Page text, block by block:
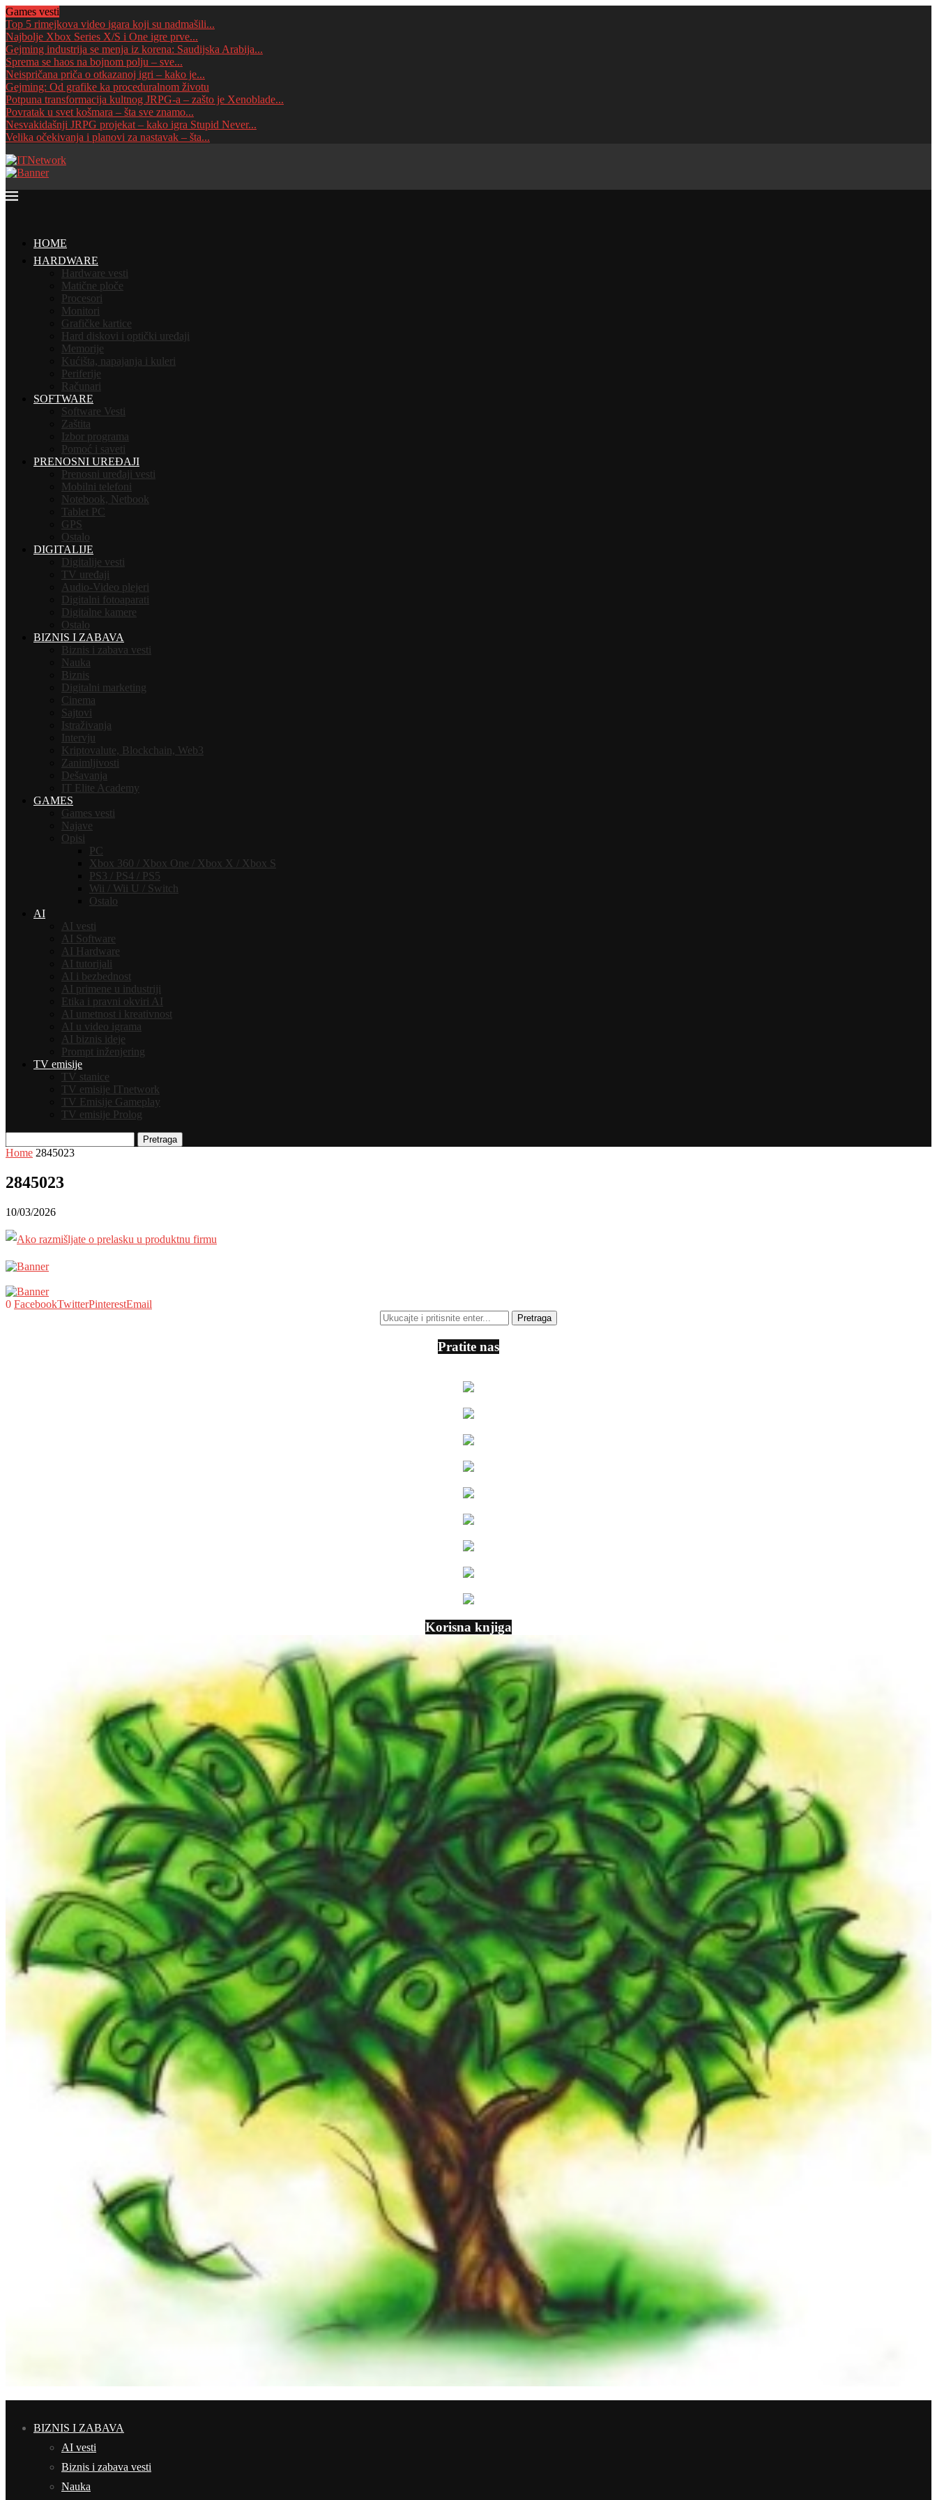
Games vesti
Top 5 rimejkova video igara koji su nadmašili...
Najbolje Xbox Series X/S i One igre prve...
Gejming industrija se menja iz korena: Saudijska Arabija...
Sprema se haos na bojnom polju – sve...
Neispričana priča o otkazanoj igri – kako je...
Gejming: Od grafike ka proceduralnom životu
Potpuna transformacija kultnog JRPG-a – zašto je Xenoblade...
Povratak u svet košmara – šta sve znamo...
Nesvakidašnji JRPG projekat – kako igra Stupid Never...
Velika očekivanja i planovi za nastavak – šta...
HOME
HARDWARE
Hardware vesti
Matične ploče
Procesori
Monitori
Grafičke kartice
Hard diskovi i optički uređaji
Memorije
Kućišta, napajanja i kuleri
Periferije
Računari
SOFTWARE
Software Vesti
Zaštita
Izbor programa
Pomoć i saveti
PRENOSNI UREĐAJI
Prenosni uređaji vesti
Mobilni telefoni
Notebook, Netbook
Tablet PC
GPS
Ostalo
DIGITALIJE
Digitalije vesti
TV uređaji
Audio-Video plejeri
Digitalni fotoaparati
Digitalne kamere
Ostalo
BIZNIS I ZABAVA
Biznis i zabava vesti
Nauka
Biznis
Digitalni marketing
Cinema
Sajtovi
Istraživanja
Intervju
Kriptovalute, Blockchain, Web3
Zanimljivosti
Dešavanja
IT Elite Academy
GAMES
Games vesti
Najave
Opisi
PC
Xbox 360 / Xbox One / Xbox X / Xbox S
PS3 / PS4 / PS5
Wii / Wii U / Switch
Ostalo
AI
AI vesti
AI Software
AI Hardware
AI tutorijali
AI i bezbednost
AI primene u industriji
Etika i pravni okviri AI
AI umetnost i kreativnost
AI u video igrama
AI biznis ideje
Prompt inženjering
TV emisije
TV stanice
TV emisije ITnetwork
TV Emisije Gameplay
TV emisije Prolog
Pretraga
Home 2845023
2845023
10/03/2026
0 FacebookTwitterPinterestEmail
Pratite nas
Korisna knjiga
BIZNIS I ZABAVA
AI vesti
Biznis i zabava vesti
Nauka